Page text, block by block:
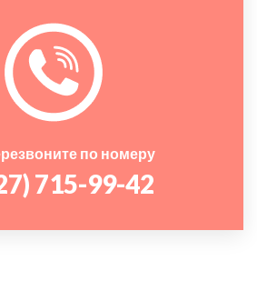
по номеру
715-99-42